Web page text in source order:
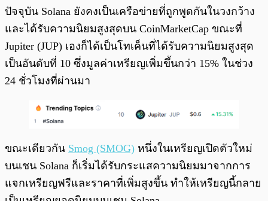
ปัจจุบัน Solana ยังคงเป็นเครือข่ายที่ถูกพูดกันในวงกว้าง
และได้รับความนิยมสูงสุดบน CoinMarketCap ขณะที่
Jupiter (JUP) เองก็ได้เป็นโทเค็นที่ได้รับความนิยมสูงสุด
เป็นอันดับที่ 10 ซึ่งมูลค่าเหรียญเพิ่มขึ้นกว่า 15% ในช่วง
24 ชั่วโมงที่ผ่านมา
ขณะเดียวกัน Smog (SMOG) หนึ่งในเหรียญเปิดตัวใหม่
บนเชน Solana ก็เริ่มได้รับกระแสความนิยมมาจากการ
แจกเหรียญฟรีและราคาที่เพิ่มสูงขึ้น ทำให้เหรียญนี้กลาย